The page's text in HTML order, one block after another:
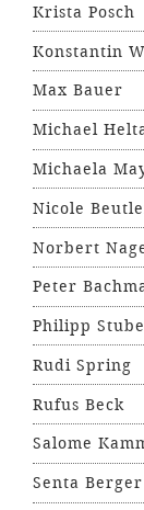
Krista Posch
Konstantin
Max Bauer
Michael
Michaela
Nicole
Norbert
Peter
Philipp
Rudi Spring
Rufus Beck
Salome
Senta Berger